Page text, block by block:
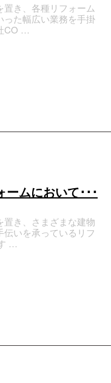
置き、各種リフォーム
った幅広い業務を手掛
CO …
ムにおいて･･･
置き、さまざまな建物
いを承っているリフ
…